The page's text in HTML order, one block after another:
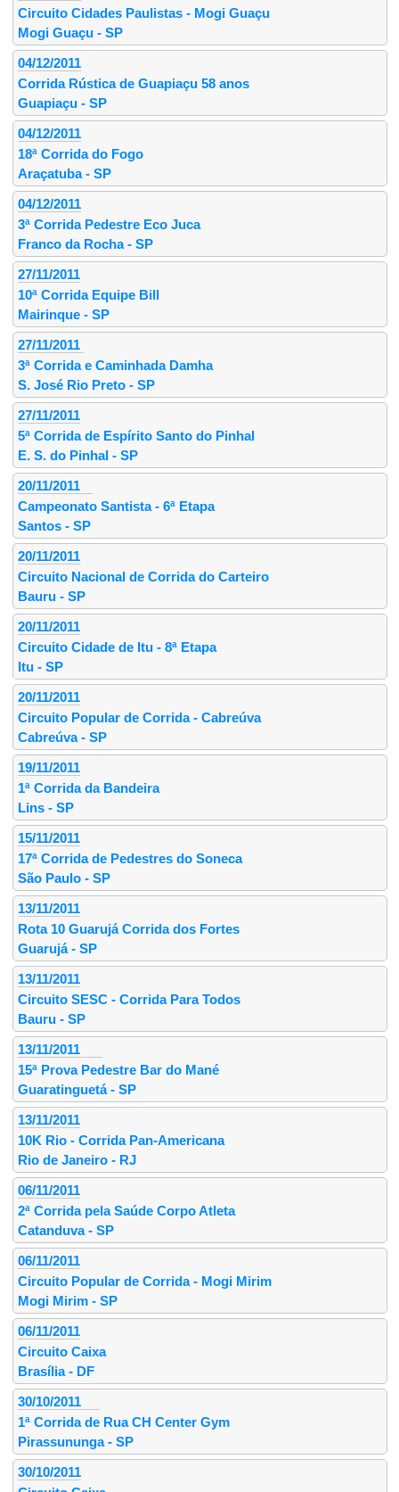
Circuito Cidades Paulistas - Mogi Guaçu
Mogi Guaçu - SP
04/12/2011
Corrida Rústica de Guapiaçu 58 anos
Guapiaçu - SP
04/12/2011
18ª Corrida do Fogo
Araçatuba - SP
04/12/2011
3ª Corrida Pedestre Eco Juca
Franco da Rocha - SP
27/11/2011
10ª Corrida Equipe Bill
Mairinque - SP
27/11/2011
3ª Corrida e Caminhada Damha
S. José Rio Preto - SP
27/11/2011
5ª Corrida de Espírito Santo do Pinhal
E. S. do Pinhal - SP
20/11/2011
Campeonato Santista - 6ª Etapa
Santos - SP
20/11/2011
Circuito Nacional de Corrida do Carteiro
Bauru - SP
20/11/2011
Circuito Cidade de Itu - 8ª Etapa
Itu - SP
20/11/2011
Circuito Popular de Corrida - Cabreúva
Cabreúva - SP
19/11/2011
1ª Corrida da Bandeira
Lins - SP
15/11/2011
17ª Corrida de Pedestres do Soneca
São Paulo - SP
13/11/2011
Rota 10 Guarujá Corrida dos Fortes
Guarujá - SP
13/11/2011
Circuito SESC - Corrida Para Todos
Bauru - SP
13/11/2011
15ª Prova Pedestre Bar do Mané
Guaratinguetá - SP
13/11/2011
10K Rio - Corrida Pan-Americana
Rio de Janeiro - RJ
06/11/2011
2ª Corrida pela Saúde Corpo Atleta
Catanduva - SP
06/11/2011
Circuito Popular de Corrida - Mogi Mirim
Mogi Mirim - SP
06/11/2011
Circuito Caixa
Brasília - DF
30/10/2011
1ª Corrida de Rua CH Center Gym
Pirassununga - SP
30/10/2011